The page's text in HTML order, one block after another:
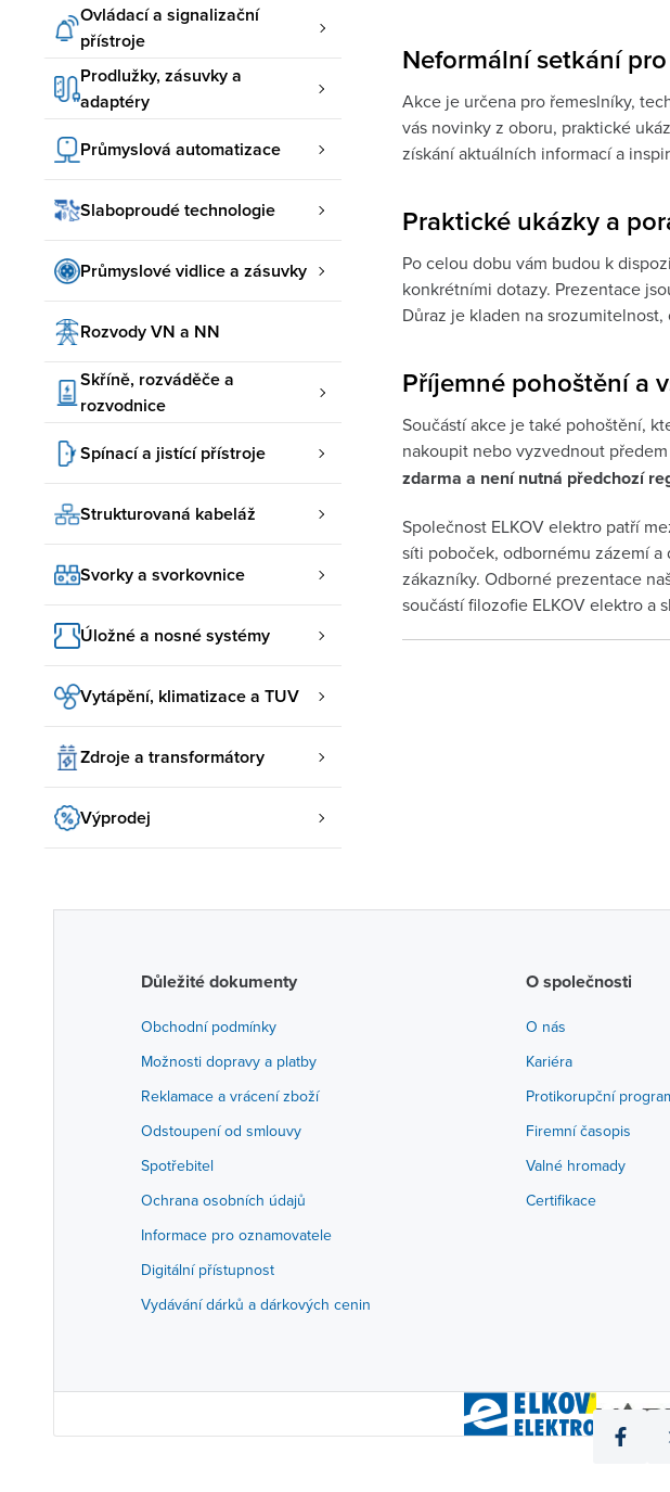
Ovládací a signalizační
přístroje
Prodlužky, zásuvky a
adaptéry
Průmyslová automatizace
Slaboproudé technologie
Průmyslové vidlice a zásuvky
Rozvody VN a NN
Skříně, rozváděče a
rozvodnice
Spínací a jistící přístroje
Strukturovaná kabeláž
Svorky a svorkovnice
Úložné a nosné systémy
Vytápění, klimatizace a TUV
Zdroje a transformátory
Výprodej
Neformální setkání
Akce je určena pro řemeslníky,
vás novinky z oboru, praktické
získání aktuálních informací a
Praktické ukázky a
Po celou dobu vám budou k
konkrétními dotazy. Prezentace
Důraz je kladen na
Příjemné pohoštění a
Součástí akce je také pohoštění,
nakoupit nebo vyzvednout
zdarma a není nutná předchozí
Společnost ELKOV elektro patří
síti poboček, odbornému zázemí
zákazníky. Odborné prezentace
součástí filozofie ELKOV elektro a
Důležité dokumenty
Obchodní podmínky
Možnosti dopravy a platby
Reklamace a vrácení zboží
Odstoupení od smlouvy
Spotřebitel
Ochrana osobních údajů
Informace pro oznamovatele
Digitální přístupnost
Vydávání dárků a dárkových cenin
O společnosti
O nás
Kariéra
Protikorupční
Firemní časopis
Valné hromady
Certifikace
icon